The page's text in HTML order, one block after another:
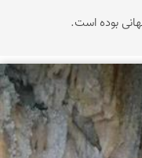
بوده است.